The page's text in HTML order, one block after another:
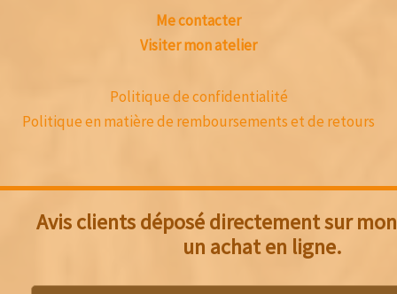
Me contacter
Visiter mon atelier
Politique de confidentialité
Politique en matière de remboursements et de retours
Avis clients déposé directement sur
un achat en ligne.